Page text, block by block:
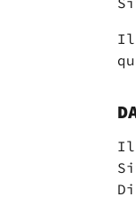
Il
Il